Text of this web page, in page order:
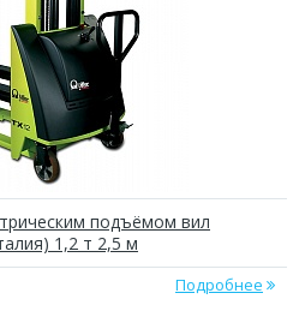
подъёмом вил
1,2 т 2,5 м
Подробнее